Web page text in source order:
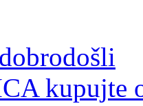
dobrodošli
kupujte